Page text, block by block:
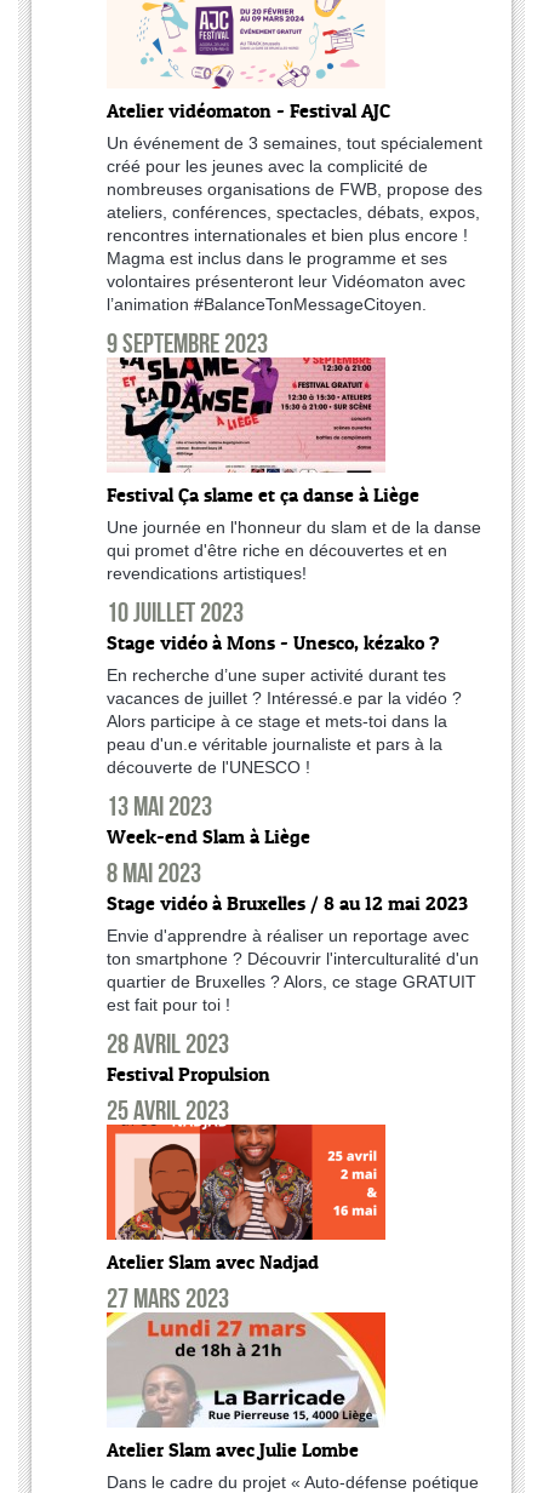
Atelier vidéomaton - Festival AJC
Un événement de 3 semaines, tout spécialement
créé pour les jeunes avec la complicité de
nombreuses organisations de FWB, propose des
ateliers, conférences, spectacles, débats, expos,
rencontres internationales et bien plus encore !
Magma est inclus dans le programme et ses
volontaires présenteront leur Vidéomaton avec
l’animation #BalanceTonMessageCitoyen.
9 septembre 2023
Festival Ça slame et ça danse à Liège
Une journée en l'honneur du slam et de la danse
qui promet d'être riche en découvertes et en
revendications artistiques!
10 juillet 2023
Stage vidéo à Mons - Unesco, kézako ?
En recherche d’une super activité durant tes
vacances de juillet ? Intéressé.e par la vidéo ?
Alors participe à ce stage et mets-toi dans la
peau d'un.e véritable journaliste et pars à la
découverte de l'UNESCO !
13 mai 2023
Week-end Slam à Liège
8 mai 2023
Stage vidéo à Bruxelles / 8 au 12 mai 2023
Envie d'apprendre à réaliser un reportage avec
ton smartphone ? Découvrir l'interculturalité d'un
quartier de Bruxelles ? Alors, ce stage GRATUIT
est fait pour toi !
28 avril 2023
Festival Propulsion
25 avril 2023
Atelier Slam avec Nadjad
27 mars 2023
Atelier Slam avec Julie Lombe
Dans le cadre du projet « Auto-défense poétique